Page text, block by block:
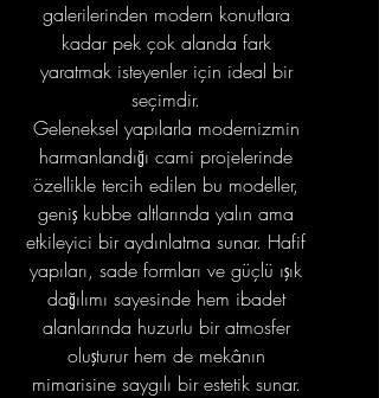
galerilerinden modern konutlara
kadar pek çok alanda fark
yaratmak isteyenler için ideal bir
seçimdir.
Geleneksel yapılarla modernizmin
harmanlandığı cami projelerinde
özellikle tercih edilen bu modeller,
geniş kubbe altlarında yalın ama
etkileyici bir aydınlatma sunar. Hafif
yapıları, sade formları ve güçlü ışık
dağılımı sayesinde hem ibadet
alanlarında huzurlu bir atmosfer
oluşturur hem de mekânın
mimarisine saygılı bir estetik sunar.